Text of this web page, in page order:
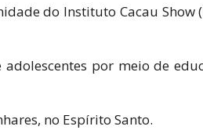
do Instituto Cacau Show
por meio de
no Espírito Santo.